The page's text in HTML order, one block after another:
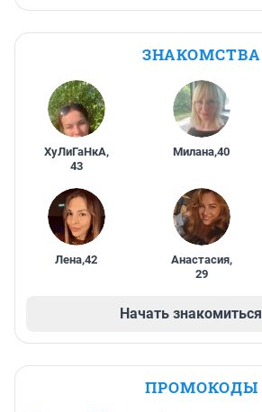
ЗНАКОМСТВА
ХуЛиГаНкА,
43
Милана,40
Лена,42 Анастасия,
29
Начать знакомиться
ПРОМОКОДЫ